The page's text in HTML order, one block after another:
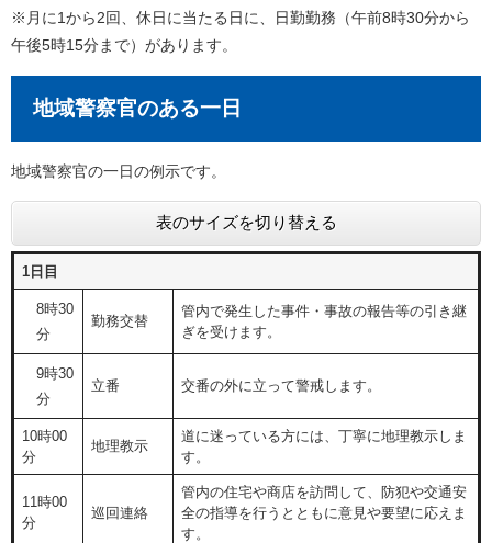
※月に1から2回、休日に当たる日に、日勤勤務（午前8時30分から
午後5時15分まで）があります。
地域警察官のある一日
地域警察官の一日の例示です。
表のサイズを切り替える
1日目
8時30
分
勤務交替
管内で発生した事件・事故の報告等の引き継
ぎを受けます。
9時30
分
立番 交番の外に立って警戒します。
10時00
分
地理教示
道に迷っている方には、丁寧に地理教示しま
す。
11時00
分
巡回連絡
管内の住宅や商店を訪問して、防犯や交通安
全の指導を行うとともに意見や要望に応えま
す。